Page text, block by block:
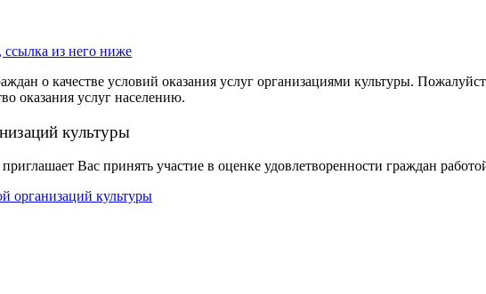
о качестве условий оказания услуг организациями культуры.
оказания услуг населению.
культуры
Вас принять участие в оценке удовлетворенности граждан